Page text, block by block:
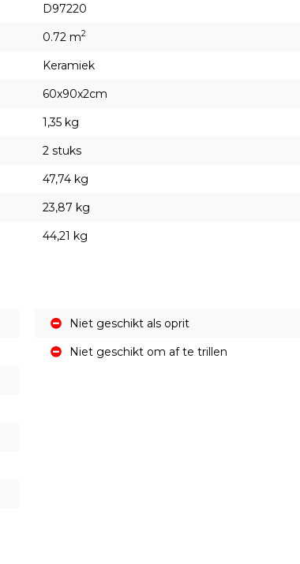
D97220
0.72 m2
Keramiek
60x90x2cm
1,35 kg
2 stuks
47,74 kg
23,87 kg
44,21 kg
Niet geschikt als oprit
Niet geschikt om af te trillen